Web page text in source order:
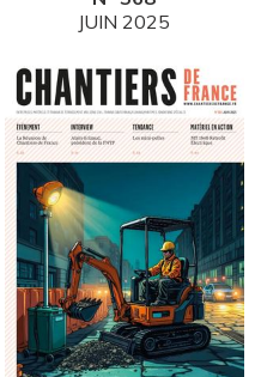
JUIN 2025